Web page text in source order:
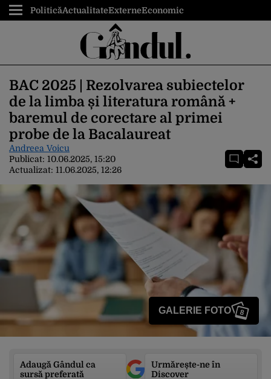
PoliticăActualitateExterneEconomic
BAC 2025 | Rezolvarea subiectelor
de la limba și literatura română +
baremul de corectare al primei
probe de la Bacalaureat
Andreea Voicu
Publicat: 10.06.2025, 15:20
Actualizat: 11.06.2025, 12:26
GALERIE FOTO 8
Adaugă Gândul ca
sursă preferată
Urmărește-ne în
Discover